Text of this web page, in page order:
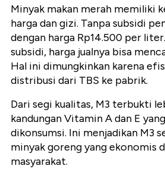
Minyak makan merah memiliki
harga dan gizi. Tanpa subsidi
dengan harga Rp14.500 per
subsidi, harga jualnya bisa
Hal ini dimungkinkan karena
distribusi dari TBS ke pabrik.
Dari segi kualitas, M3 terbukti
kandungan Vitamin A dan E
dikonsumsi. Ini menjadikan M3
minyak goreng yang ekonomis
masyarakat.